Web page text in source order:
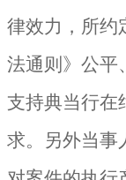
律效力，所约
法通则》公平
支持典当行在
求。另外当事